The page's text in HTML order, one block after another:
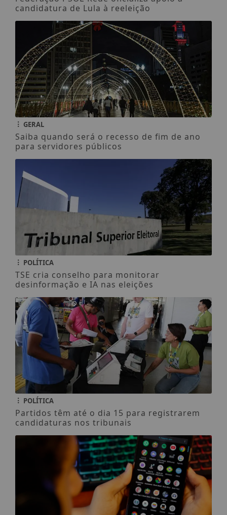
candidatura de Lula à reeleição
GERAL
Saiba quando será o recesso de fim de ano
para servidores públicos
POLÍTICA
TSE cria conselho para monitorar
desinformação e IA nas eleições
POLÍTICA
Partidos têm até o dia 15 para registrarem
candidaturas nos tribunais